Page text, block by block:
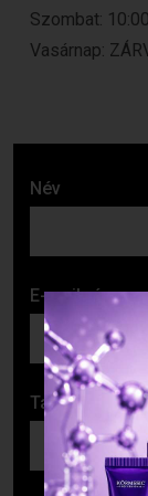
Név
E-mail cím
Tárgy
Szombat:
Vasárnap: